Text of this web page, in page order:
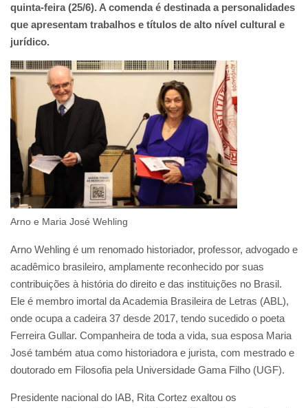
quinta-feira (25/6). A comenda é destinada a personalidades
que apresentam trabalhos e títulos de alto nível cultural e
jurídico.
Arno e Maria José Wehling
Arno Wehling é um renomado historiador, professor, advogado e
acadêmico brasileiro, amplamente reconhecido por suas
contribuições à história do direito e das instituições no Brasil.
Ele é membro imortal da Academia Brasileira de Letras (ABL),
onde ocupa a cadeira 37 desde 2017, tendo sucedido o poeta
Ferreira Gullar. Companheira de toda a vida, sua esposa Maria
José também atua como historiadora e jurista, com mestrado e
doutorado em Filosofia pela Universidade Gama Filho (UGF).
Presidente nacional do IAB, Rita Cortez exaltou os